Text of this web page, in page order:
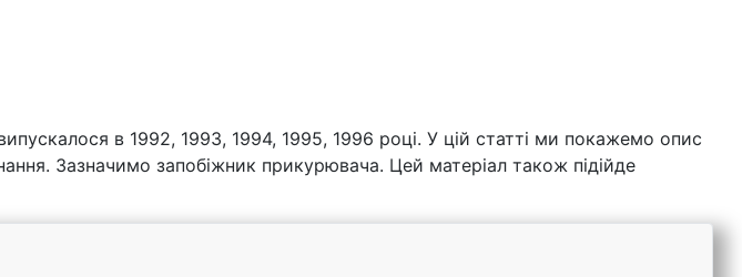
в 1992, 1993, 1994, 1995, 1996 році. У цій статті ми покажемо опис
Зазначимо запобіжник прикурювача. Цей матеріал також підійде